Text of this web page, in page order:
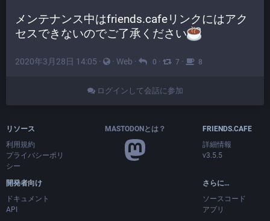
メンテナンス中はfriends.cafeリンクにはアク
セスできないのでご了承ください
2020年3月28日 14:05 · · Web · 0 · 7 · 8
ログインして会話に参加
リソース
利用規約
プライバシーポリ
シー
開発者向け
ドキュメント
API
MASTODONとは？
FRIENDS.CAFE
詳細情報
v3.5.5
さらに…
ソースコード
アプリ